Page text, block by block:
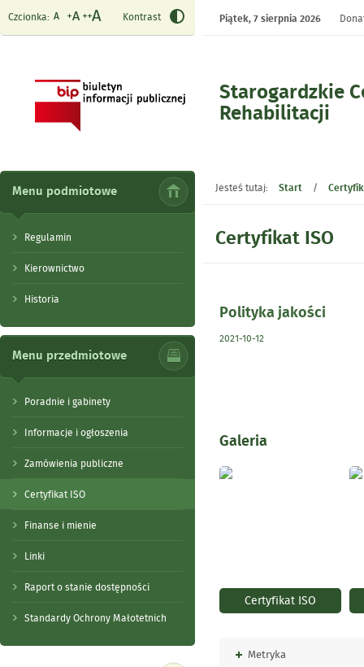
Starogardzkie
Rehabilitacji
Czcionka: Kontrast Piątek,7 sierpnia 2026
Menu podmiotowe
Regulamin
Kierownictwo
Historia
Menu przedmiotowe
Poradnie i gabinety
Informacje i ogłoszenia
Zamówienia publiczne
Certyfikat ISO
Finanse i mienie
Linki
Raport o stanie dostępności
Standardy Ochrony Małotetnich
Jesteś tutaj: Start /
Certyfikat ISO
Polityka jakości
2021-10-12
Galeria
Certyfikat ISO
Rozwiń
Metryka